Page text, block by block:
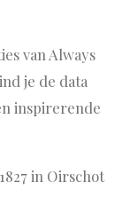
van Always
je de data
inspirerende
in Oirschot